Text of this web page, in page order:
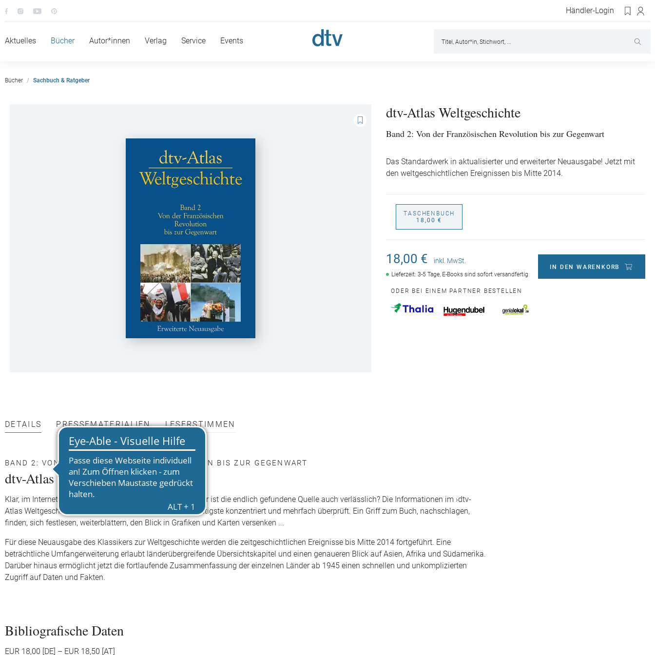
Händler-Login
Aktuelles Bücher Autor*innen Verlag Service Events
Bücher Sachbuch & Ratgeber
dtv-Atlas Weltgeschichte
Band 2: Von der Französischen Revolution bis zur Gegenwart
Das Standardwerk in aktualisierter und erweiterter Neuausgabe! Jetzt mit
den weltgeschichtlichen Ereignissen bis Mitte 2014.
TASCHENBUCH
18,00 €
18,00 € inkl. MwSt.
Lieferzeit: 3-5 Tage, E-Books sind sofort versandfertig
IN DEN WARENKORB
ODER BEI EINEM PARTNER BESTELLEN
DETAILS PRESSEMATERIALIEN LESERSTIMMEN
BAND 2: VON DER FRANZÖSISCHEN REVOLUTION BIS ZUR GEGENWART
dtv-Atlas Weltgeschichte
Klar, im Internet findet sich nach einigem Suchen alles. Aber ist die endlich gefundene Quelle auch verlässlich? Die Informationen im ›dtv-
Atlas Weltgeschichte‹ sind sinnvoll geordnet, auf das Wichtigste konzentriert und mehrfach überprüft. Ein Griff zum Buch, nachschlagen,
finden, sich festlesen, weiterblättern, den Blick in Grafiken und Karten versenken ...
Für diese Neuausgabe des Klassikers zur Weltgeschichte werden die zeitgeschichtlichen Ereignisse bis Mitte 2014 fortgeführt. Eine
beträchtliche Umfangerweiterung erlaubt länderübergreifende Übersichtskapitel und einen genaueren Blick auf Asien, Afrika und Südamerika.
Darüber hinaus ermöglicht jetzt die fortlaufende Zusammenfassung der einzelnen Länder ab 1945 einen schnellen und unkomplizierten
Zugriff auf Daten und Fakten.
Bibliografische Daten
EUR 18,00 [DE] – EUR 18,50 [AT]